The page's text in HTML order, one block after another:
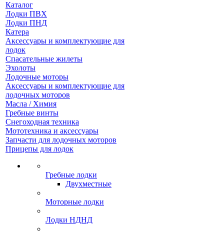
Каталог
Лодки ПВХ
Лодки ПНД
Катера
Аксессуары и комплектующие для
лодок
Спасательные жилеты
Эхолоты
Лодочные моторы
Аксессуары и комплектующие для
лодочных моторов
Масла / Химия
Гребные винты
Снегоходная техника
Мототехника и аксессуары
Запчасти для лодочных моторов
Прицепы для лодок
Гребные лодки
Двухместные
Моторные лодки
Лодки НДНД